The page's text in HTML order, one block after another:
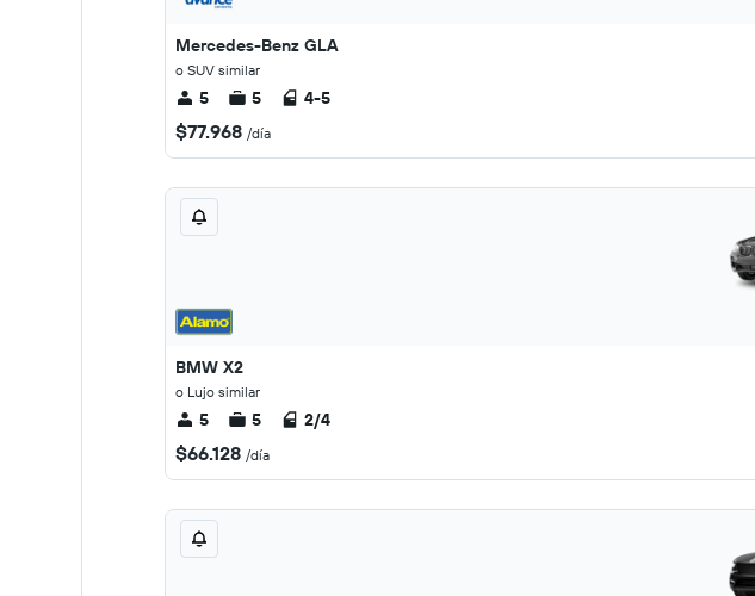
Mercedes-Benz GLA
o SUV similar
5 5 4-5
$77.968 /día
BMW X2
o Lujo similar
5 5 2/4
$66.128 /día